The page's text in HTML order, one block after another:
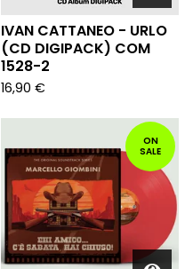
IVAN CATTANEO - URLO
(CD DIGIPACK) COM
1528-2
16,90 €
ON
SALE